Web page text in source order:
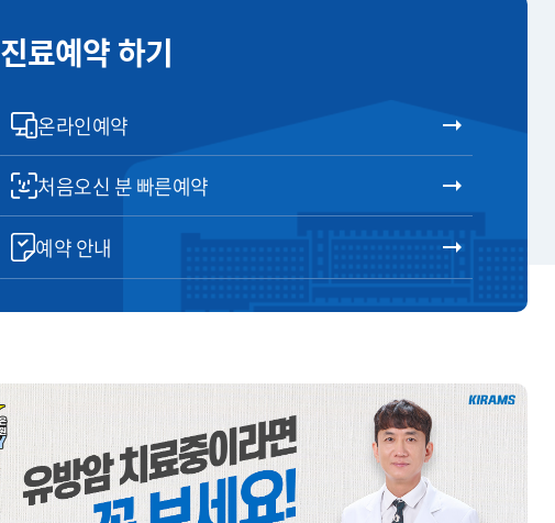
진료예약 하기
온라인예약
처음오신 분 빠른예약
예약 안내